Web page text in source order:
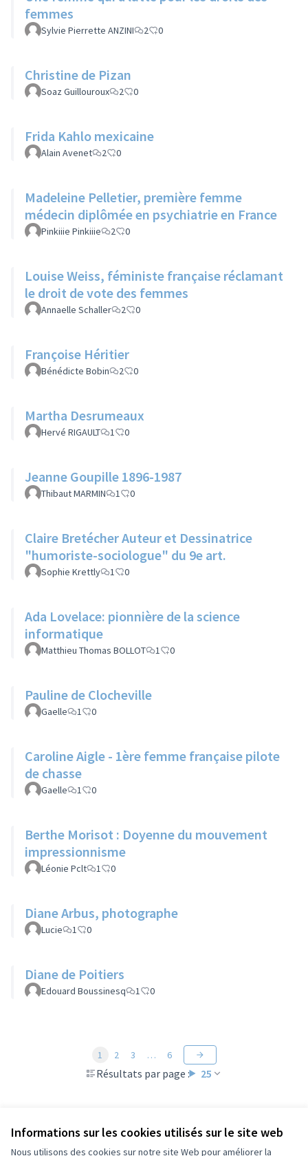
Informations sur les cookies utilisés sur le site web
Nous utilisons des cookies sur notre site Web pour améliorer la
femmes
Sylvie Pierrette ANZINI 2 0
Christine de Pizan
Soaz Guillouroux 2 0
Frida Kahlo mexicaine
Alain Avenet 2 0
Madeleine Pelletier, première femme
médecin diplômée en psychiatrie en France
Pinkiiie Pinkiiie 2 0
Louise Weiss, féministe française réclamant
le droit de vote des femmes
Annaelle Schaller 2 0
Françoise Héritier
Bénédicte Bobin 2 0
Martha Desrumeaux
Hervé RIGAULT 1 0
Jeanne Goupille 1896-1987
Thibaut MARMIN 1 0
Claire Bretécher Auteur et Dessinatrice
"humoriste-sociologue" du 9e art.
Sophie Krettly 1 0
Ada Lovelace: pionnière de la science
informatique
Matthieu Thomas BOLLOT 1 0
Pauline de Clocheville
Gaelle 1 0
Caroline Aigle - 1ère femme française pilote
de chasse
Gaelle 1 0
Berthe Morisot : Doyenne du mouvement
impressionnisme
Léonie Pclt 1 0
Diane Arbus, photographe
Lucie 1 0
Diane de Poitiers
Edouard Boussinesq 1 0
Résultats par page : 25
1 2 3 … 6
Voir toutes les propositions retirées